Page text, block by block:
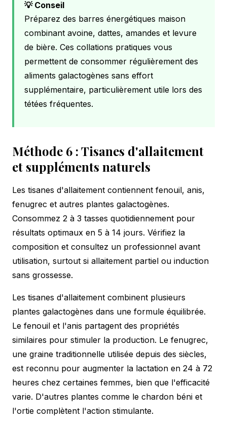
💡 Conseil
Préparez des barres énergétiques maison
combinant avoine, dattes, amandes et levure
de bière. Ces collations pratiques vous
permettent de consommer régulièrement des
aliments galactogènes sans effort
supplémentaire, particulièrement utile lors des
tétées fréquentes.
Méthode 6 : Tisanes d'allaitement
et suppléments naturels
Les tisanes d'allaitement contiennent fenouil, anis,
fenugrec et autres plantes galactogènes.
Consommez 2 à 3 tasses quotidiennement pour
résultats optimaux en 5 à 14 jours. Vérifiez la
composition et consultez un professionnel avant
utilisation, surtout si allaitement partiel ou induction
sans grossesse.
Les tisanes d'allaitement combinent plusieurs
plantes galactogènes dans une formule équilibrée.
Le fenouil et l'anis partagent des propriétés
similaires pour stimuler la production. Le fenugrec,
une graine traditionnelle utilisée depuis des siècles,
est reconnu pour augmenter la lactation en 24 à 72
heures chez certaines femmes, bien que l'efficacité
varie. D'autres plantes comme le chardon béni et
l'ortie complètent l'action stimulante.